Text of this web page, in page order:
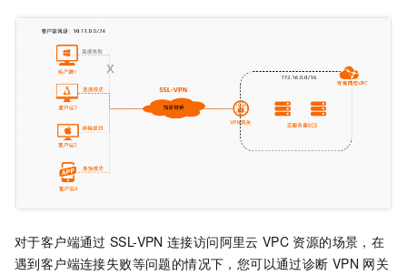
对于客户端通过 SSL-VPN 连接访问阿里云 VPC 资源的场景，在
遇到客户端连接失败等问题的情况下，您可以通过诊断 VPN 网关